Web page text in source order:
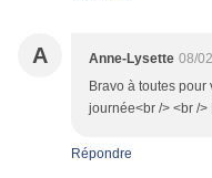
A Anne-Lysette 08/
Bravo à toutes pour
journée<br /> <br />
Répondre